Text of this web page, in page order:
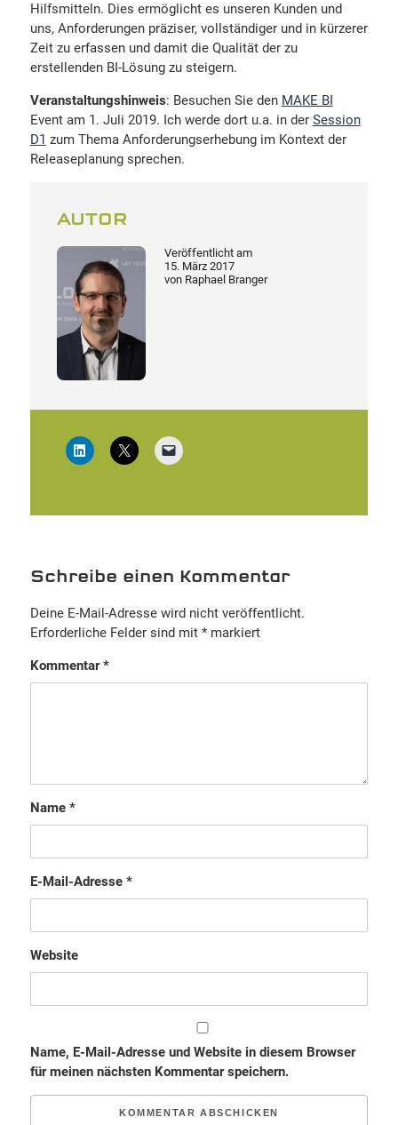
Hilfsmitteln. Dies ermöglicht es unseren Kunden und
uns, Anforderungen präziser, vollständiger und in kürzerer
Zeit zu erfassen und damit die Qualität der zu
erstellenden BI-Lösung zu steigern.
Veranstaltungshinweis: Besuchen Sie den MAKE BI
Event am 1. Juli 2019. Ich werde dort u.a. in der Session
D1 zum Thema Anforderungserhebung im Kontext der
Releaseplanung sprechen.
AUTOR
Veröffentlicht am
15. März 2017
von Raphael Branger
Schreibe einen Kommentar
Deine E-Mail-Adresse wird nicht veröffentlicht.
Erforderliche Felder sind mit *markiert
Kommentar*
Name *
E-Mail-Adresse *
Website
Name, E-Mail-Adresse und Website in diesem Browser
für meinen nächsten Kommentar speichern.